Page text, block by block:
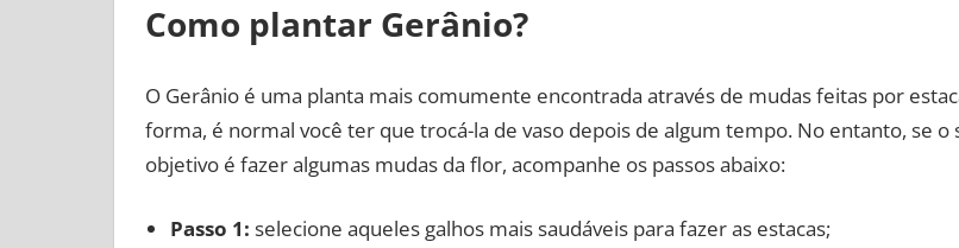
Como plantar Gerânio?
O Gerânio é uma planta mais comumente encontrada através de mudas feitas por
forma, é normal você ter que trocá-la de vaso depois de algum tempo. No entanto, se o
objetivo é fazer algumas mudas da flor, acompanhe os passos abaixo:
Passo 1: selecione aqueles galhos mais saudáveis para fazer as estacas;